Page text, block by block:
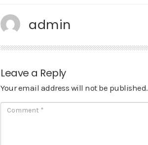
admin
Leave a Reply
Your email address will not be published.